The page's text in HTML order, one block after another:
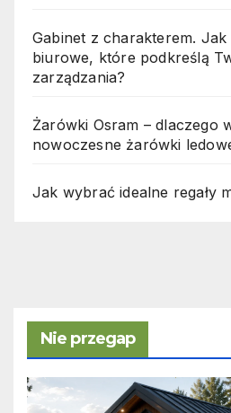
Gabinet z charakterem.
biurowe, które podkreślą
zarządzania?
Żarówki Osram – dlaczego
nowoczesne żarówki
Jak wybrać idealne regały
Nie przegap